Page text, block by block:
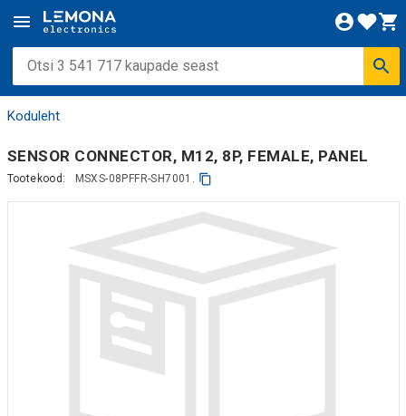
Koduleht
SENSOR CONNECTOR, M12, 8P, FEMALE, PANEL
Tootekood: MSXS-08PFFR-SH7001.